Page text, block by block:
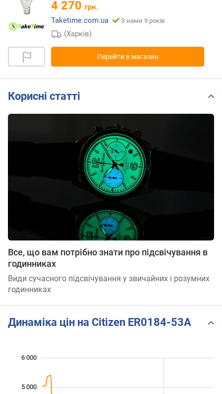
4 270 грн.
Taketime.com.ua
З нами 9 років
(Харків)
Перейти в магазин
Корисні статті
Все, що вам потрібно знати про підсвічування в
годинниках
Види сучасного підсвічування у звичайних і розумних
годинниках
Динаміка цін на Citizen ER0184-53A
5 000
6 000